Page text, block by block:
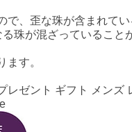
、歪な珠が含まれてい
珠が混ざっていること
す。
ゼント ギフト メンズ